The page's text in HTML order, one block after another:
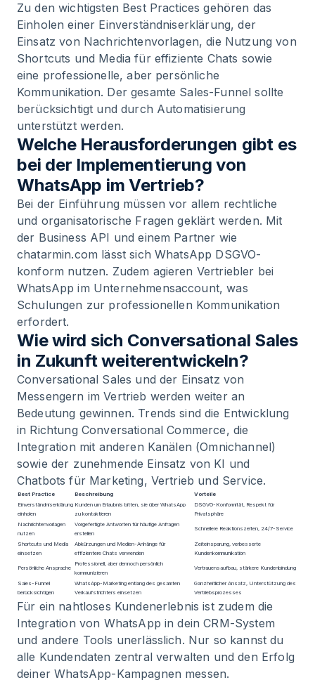
Zu den wichtigsten Best Practices gehören das
Einholen einer Einverständniserklärung, der
Einsatz von Nachrichtenvorlagen, die Nutzung von
Shortcuts und Media für effiziente Chats sowie
eine professionelle, aber persönliche
Kommunikation. Der gesamte Sales-Funnel sollte
berücksichtigt und durch Automatisierung
unterstützt werden.
Welche Herausforderungen gibt es
bei der Implementierung von
WhatsApp im Vertrieb?
Bei der Einführung müssen vor allem rechtliche
und organisatorische Fragen geklärt werden. Mit
der Business API und einem Partner wie
chatarmin.com lässt sich WhatsApp DSGVO-
konform nutzen. Zudem agieren Vertriebler bei
WhatsApp im Unternehmensaccount, was
Schulungen zur professionellen Kommunikation
erfordert.
Wie wird sich Conversational Sales
in Zukunft weiterentwickeln?
Conversational Sales und der Einsatz von
Messengern im Vertrieb werden weiter an
Bedeutung gewinnen. Trends sind die Entwicklung
in Richtung Conversational Commerce, die
Integration mit anderen Kanälen (Omnichannel)
sowie der zunehmende Einsatz von KI und
Chatbots für Marketing, Vertrieb und Service.
Best Practice Beschreibung
Vorteile
Einverständniserklärung
einholen
Kunden um Erlaubnis bitten, sie über WhatsApp
zu kontaktieren
DSGVO-Konformität, Respekt für
Privatsphäre
Nachrichtenvorlagen
nutzen
Vorgefertigte Antworten für häufige Anfragen
erstellen
Schnellere Reaktionszeiten, 24/7-Service
Shortcuts und Media
einsetzen
Abkürzungen und Medien-Anhänge für
effizientere Chats verwenden
Zeiteinsparung, verbesserte
Kundenkommunikation
Persönliche Ansprache
Professionell, aber dennoch persönlich
kommunizieren
Vertrauensaufbau, stärkere Kundenbindung
Sales-Funnel
berücksichtigen
WhatsApp-Marketing entlang des gesamten
Verkaufstrichters einsetzen
Ganzheitlicher Ansatz, Unterstützung des
Vertriebsprozesses
Für ein nahtloses Kundenerlebnis ist zudem die
Integration von WhatsApp in dein CRM-System
und andere Tools unerlässlich. Nur so kannst du
alle Kundendaten zentral verwalten und den Erfolg
deiner WhatsApp-Kampagnen messen.